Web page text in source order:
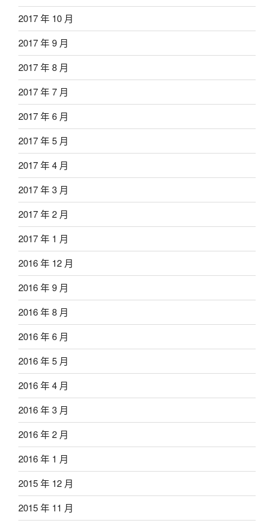
2017 年 10 月
2017 年 9 月
2017 年 8 月
2017 年 7 月
2017 年 6 月
2017 年 5 月
2017 年 4 月
2017 年 3 月
2017 年 2 月
2017 年 1 月
2016 年 12 月
2016 年 9 月
2016 年 8 月
2016 年 6 月
2016 年 5 月
2016 年 4 月
2016 年 3 月
2016 年 2 月
2016 年 1 月
2015 年 12 月
2015 年 11 月